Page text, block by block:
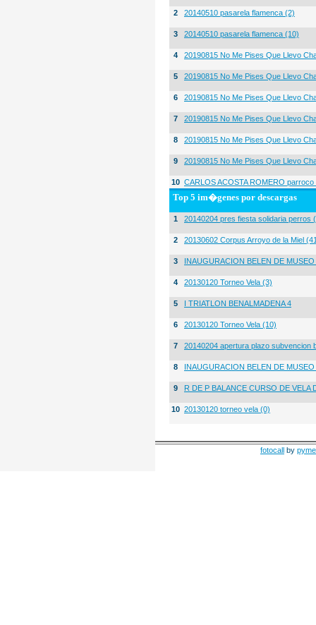
2 20140510 pasarela flamenca (2)
3 20140510 pasarela flamenca (10)
4 20190815 No Me Pises Que Llevo
5 20190815 No Me Pises Que Llevo
6 20190815 No Me Pises Que Llevo
7 20190815 No Me Pises Que Llevo
8 20190815 No Me Pises Que Llevo
9 20190815 No Me Pises Que Llevo
10 CARLOS ACOSTA ROMERO
Top 5 im�genes por descargas
1 20140204 pres fiesta solidaria perros
2 20130602 Corpus Arroyo de la Miel
3 INAUGURACION BELEN DE
4 20130120 Torneo Vela (3)
5 I TRIATLON BENALMADENA 4
6 20130120 Torneo Vela (10)
7 20140204 apertura plazo subvencion
8 INAUGURACION BELEN DE
9 R DE P BALANCE CURSO DE VELA
10 20130120 torneo vela (0)
fotocall by